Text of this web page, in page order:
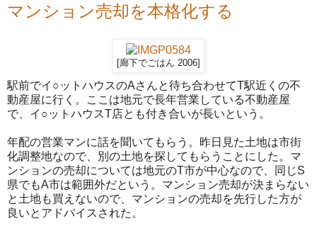
マンション売却を本格化する
[廊下でごはん 2006]
駅前でイ○ットハウスのAさんと待ち合わせてT駅近くの不
動産屋に行く。ここは地元で長年営業している不動産屋
で、イ○ットハウスT店とも付き合いが長いという。
年配の営業マンに話を聞いてもらう。昨日見た土地は市街
化調整地なので、別の土地を探してもらうことにした。マ
ンションの売却については地元のT市が中心なので、同じS
県でもA市は範囲外だという。マンション売却が決まらない
と土地も買えないので、マンションの売却を先行した方が
良いとアドバイスされた。